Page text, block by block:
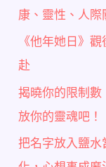
康、靈性、人
《他年她日》
赴
揭曉你的限制
放你的靈魂吧！
把名字放入鹽